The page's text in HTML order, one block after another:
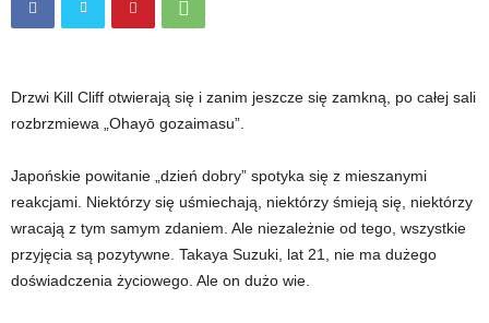
Drzwi Kill Cliff otwierają się i zanim jeszcze się zamkną, po całej sali
rozbrzmiewa „Ohayō gozaimasu”.
Japońskie powitanie „dzień dobry” spotyka się z mieszanymi
reakcjami. Niektórzy się uśmiechają, niektórzy śmieją się, niektórzy
wracają z tym samym zdaniem. Ale niezależnie od tego, wszystkie
przyjęcia są pozytywne. Takaya Suzuki, lat 21, nie ma dużego
doświadczenia życiowego. Ale on dużo wie.